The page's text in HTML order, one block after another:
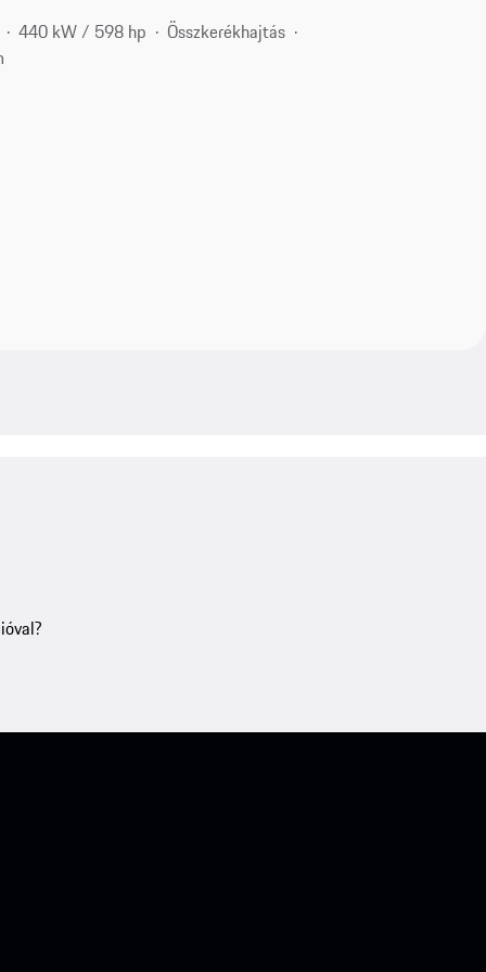
440 kW / 598 hp
Összkerékhajtás